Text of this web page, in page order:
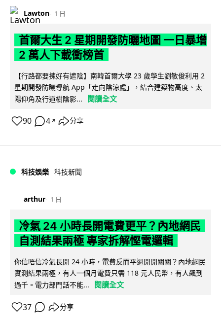
Lawton 1 日
首爾大生 2 星期開發防曬地圖 一日暴增
2 萬人下載衝榜首
【行路都要揀好有遮陰】南韓首爾大學 23 歲學生劉敏俊利用 2
星期開發防曬導航 App「走向陰涼處」，結合建築物高度、太
陽仰角及行道樹陰影...
閱讀全文
90 4 ↗ 分享
科技娛樂 科技新聞
arthur 1 日
冷氣 24 小時長開電費更平？內地網民
自測結果兩極 專家拆解慳電邏輯
你信唔信冷氣長開 24 小時，電費反而平過開開關關？內地網民
實測結果兩極，有人一個月電費只需 118 元人民幣，有人飆到
過千。電力部門話不能...
閱讀全文
37 分享